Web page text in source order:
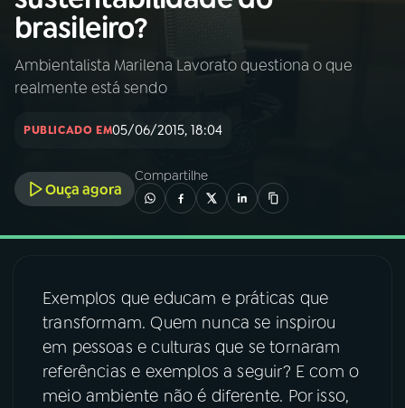
Rádio
Nacional
Buscar
AO VIVO
INÍCIO
A RÁDIO
03PROGRAMAÇÃO
04PROGRAMAS
PODCASTS
brasileiro?
Ambientalista Marilena Lavorato questiona o que
realmente está sendo
PUBLICADO EM05/06/2015, 18:04
Ouça agora
Compartilhe
Exemplos que educam e práticas que
transformam. Quem nunca se inspirou
em pessoas e culturas que se tornaram
referências e exemplos a seguir? E com o
meio ambiente não é diferente. Por isso,